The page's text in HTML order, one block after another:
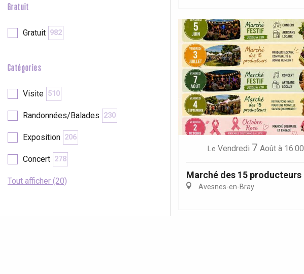
Gratuit
Gratuit 982
Catégories
Visite 510
Randonnées/Balades 230
Exposition 206
Concert 278
Tout afficher (20)
Le Vendredi 7 Août à 16:00
Marché des 15 producteurs
Avesnes-en-Bray